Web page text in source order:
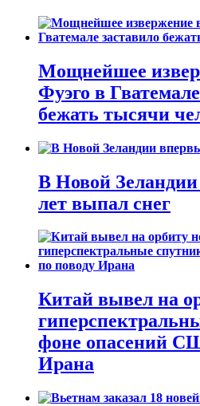
Мощнейшее
Фуэго в
бежать тысячи
В Новой
лет выпал снег
Китай вывел на
фоне опасений
Ирана